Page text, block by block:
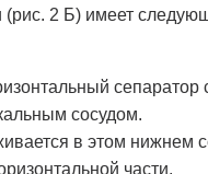
(рис. 2 Б) имеет
сепаратор
сосудом.
в этом нижнем
части.